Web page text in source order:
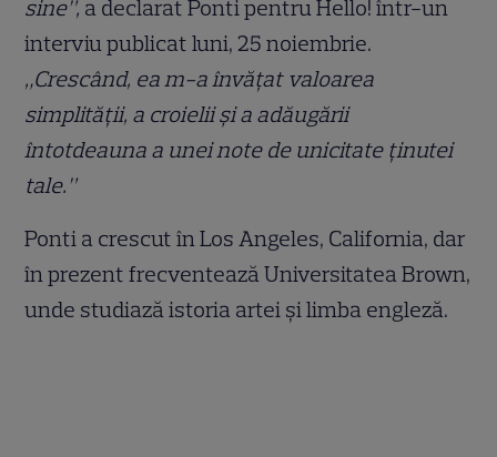
sine”, a declarat Ponti pentru Hello! într-un
interviu publicat luni, 25 noiembrie.
„Crescând, ea m-a învățat valoarea
simplității, a croielii și a adăugării
întotdeauna a unei note de unicitate ținutei
tale.”
Ponti a crescut în Los Angeles, California, dar
în prezent frecventează Universitatea Brown,
unde studiază istoria artei și limba engleză.